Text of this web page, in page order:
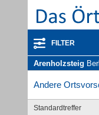
FILTER
Arenholzsteig
Andere
Standardtreffer